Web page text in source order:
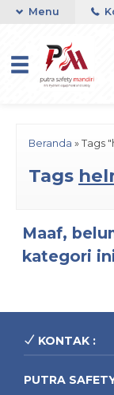
atau Whatsapp
Menu
Beranda » Tags
Tags
Maaf,
kategori
KONTAK :
PUTRA